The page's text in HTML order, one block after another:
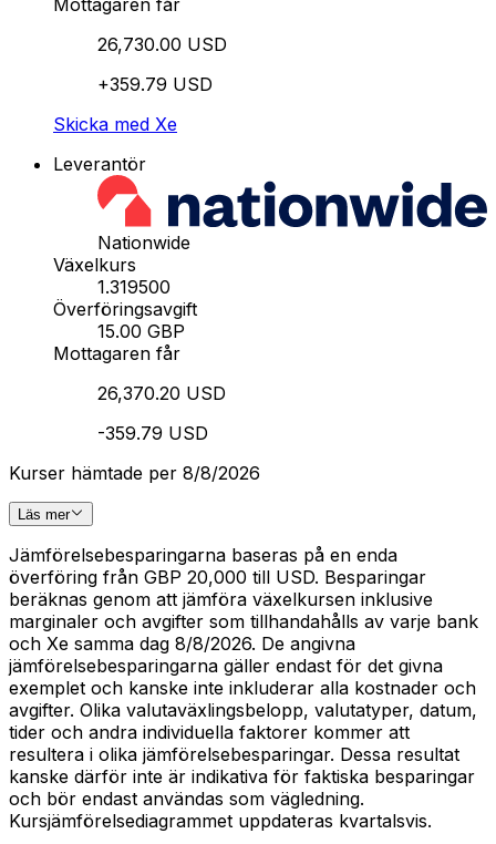
Mottagaren får
26,730.00 USD
+359.79 USD
Skicka med Xe
Leverantör
Nationwide
Växelkurs
1.319500
Överföringsavgift
15.00 GBP
Mottagaren får
26,370.20 USD
-359.79 USD
Kurser hämtade per 8/8/2026
Läs mer
Jämförelsebesparingarna baseras på en enda
överföring från GBP 20,000 till USD. Besparingar
beräknas genom att jämföra växelkursen inklusive
marginaler och avgifter som tillhandahålls av varje bank
och Xe samma dag 8/8/2026. De angivna
jämförelsebesparingarna gäller endast för det givna
exemplet och kanske inte inkluderar alla kostnader och
avgifter. Olika valutaväxlingsbelopp, valutatyper, datum,
tider och andra individuella faktorer kommer att
resultera i olika jämförelsebesparingar. Dessa resultat
kanske därför inte är indikativa för faktiska besparingar
och bör endast användas som vägledning.
Kursjämförelsediagrammet uppdateras kvartalsvis.